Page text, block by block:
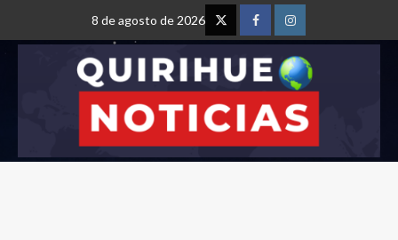
8 de agosto de 2026